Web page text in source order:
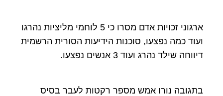
ארגוני זכויות אדם מסרו כי 5 לוחמי מליציות נהרגו
ועוד כמה נפצעו, סוכנות הידיעות הסורית הרשמית
דיווחה שילד נהרג ועוד 3 אנשים נפצעו.
בתגובה נורו אמש מספר רקטות לעבר בסיס